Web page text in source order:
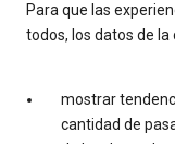
Para que las
todos, los datos de
mostrar
cantidad de